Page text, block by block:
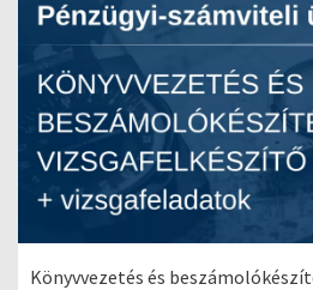
Könyvvezetés és